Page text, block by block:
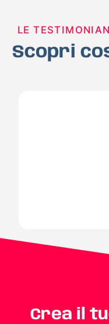
LE
Scopri
Crea il